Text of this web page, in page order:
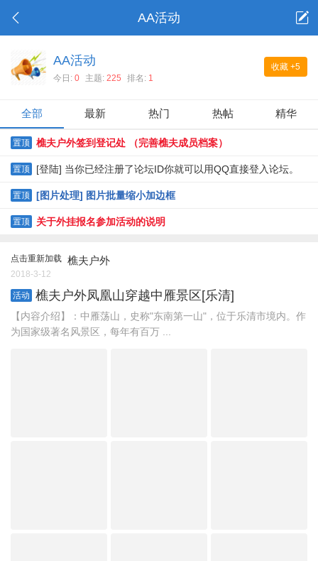
AA活动
收藏 +5
AA活动
今日: 0 主题: 225 排名: 1
全部 最新 热门 热帖 精华
置顶 樵夫户外签到登记处 （完善樵夫成员档案）
置顶 [登陆] 当你已经注册了论坛ID你就可以用QQ直接登入论坛。
置顶 [图片处理] 图片批量缩小加边框
置顶 关于外挂报名参加活动的说明
点击重新加载 樵夫户外
2018-3-12
活动 樵夫户外凤凰山穿越中雁景区[乐清]
【内容介绍】：中雁荡山，史称"东南第一山"，位于乐清市境内。作
为国家级著名风景区，每年有百万 ...